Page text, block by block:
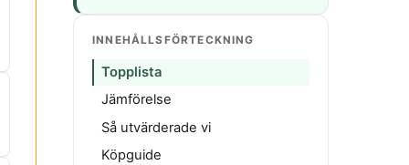
INNEHÅLLSFÖRTECKNING
Topplista
Jämförelse
Så utvärderade vi
Köpguide